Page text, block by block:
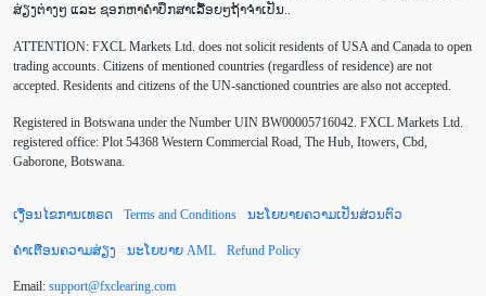
Canadian dollar Charles Dow
Chinese Yuan Correlation Matrix D1 DailyFX
Default mode network Doji EA EA ເຊີງລຸກ
ECB ECN EMA EUR EUR/AUD
ສ່ຽງຕ່າງໆ ແລະ ຊອກຫາຄຳປຶກສາເລື້ອຍໆຖ້າຈຳເປັນ..
ATTENTION: FXCL Markets Ltd. does not solicit residents of USA and Canada to open
trading accounts. Citizens of mentioned countries (regardless of residence) are not
accepted. Residents and citizens of the UN-sanctioned countries are also not accepted.
Registered in Botswana under the Number UIN BW00005716042. FXCL Markets Ltd.
registered office: Plot 54368 Western Commercial Road, The Hub, Itowers, Cbd,
Gaborone, Botswana.
ເງື່ອນໄຂການເທຣດ Terms and Conditions ນະໂຍບາຍຄວາມເປັນສ່ວນຕົວ
ຄຳເຕືອນຄວາມສ່ຽງ ນະໂຍບາຍ AML Refund Policy
Email: support@fxclearing com